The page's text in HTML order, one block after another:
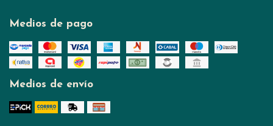
Medios de pago
Medios de envío